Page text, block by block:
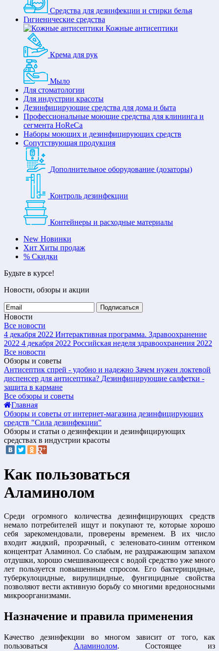
Средства для дезинфекции и стирки белья
Гигиенические средства
Кожные антисептики
Крема для рук
Мыло
Для стоматологии
Для индустрии красоты
Дезинфицирующие средства для дома и быта
Профессиональные моющие средства для клининга и
сегмента HoReCa
Наборы моющих и дезинфицирующих средств
Сопутствующая продукция
Дополнительное оборудование (дозаторы)
Контроль дезинфекции
Контейнеры и расходные материалы
New Новинки
Хит Хиты продаж
% Скидки
Будьте в курсе!
Новости, обзоры и акции
Подписаться
Новости
Все новости
4 декабря 2022 Интерактивная программа. Здравоохранение
2022 4 декабря 2022 Российская неделя здравоохранения 2022
Все новости
Обзоры и советы
Антисептик спрей - удобно и надежно Зачем нужен локтевой
диспенсер для антисептика? Дезинфицирующие салфетки -
защита в кармане
Все обзоры и советы
Главная
Обзоры и советы от интернет-магазина дезинфицирующих
средств "Сила дезинфекции"
Обзоры и статьи о дезинфекции и дезинфицирующих
средствах в индустрии красоты
Как пользоваться
Аламинолом
Среди огромного количества дезинфицирующих средств
немало потребителей ищут и покупают те, которые хорошо
себя зарекомендовали, проверены временем. В их число
входит жидкий, прозрачный, с зеленовато-синим оттенком
концентрат Аламинол. Со слабым, не раздражающим запахом
отдушки, хорошо смешивающееся с водой средство уже много
лет пользуется повышенным спросом. Его бактерицидные,
туберкулоцидные, вирулицидные, фунгицидные свойства
позволяют вести активную борьбу со многими вредоносными
микроорганизмами.
Назначение и правила применения
Качество дезинфекции во многом зависит от того, как
пользоваться Аламинолом. Состоящее из